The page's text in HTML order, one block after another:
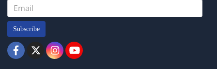
Subscribe